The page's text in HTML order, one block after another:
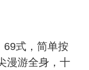
69式，简单按
漫游全身，十